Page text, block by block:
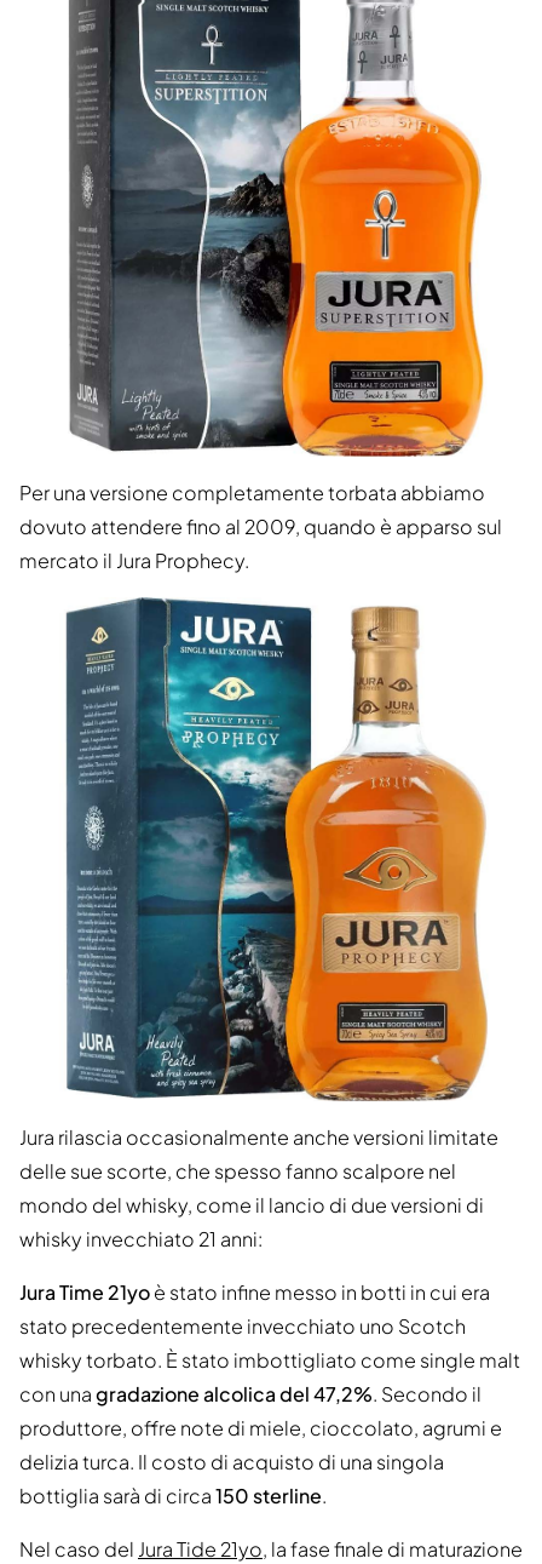
Per una versione completamente torbata abbiamo
dovuto attendere fino al 2009, quando è apparso sul
mercato il Jura Prophecy.
Jura rilascia occasionalmente anche versioni limitate
delle sue scorte, che spesso fanno scalpore nel
mondo del whisky, come il lancio di due versioni di
whisky invecchiato 21 anni:
Jura Time 21yoè stato infine messo in botti in cui era
stato precedentemente invecchiato uno Scotch
whisky torbato. È stato imbottigliato come single malt
con unagradazione alcolica del 47,2%. Secondo il
produttore, offre note di miele, cioccolato, agrumi e
delizia turca. Il costo di acquisto di una singola
bottiglia sarà di circa150 sterline.
Nel caso del Jura Tide 21yo, la fase finale di maturazione